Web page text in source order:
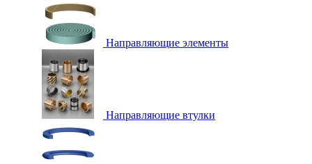
Направляющие элементы
Направляющие втулки